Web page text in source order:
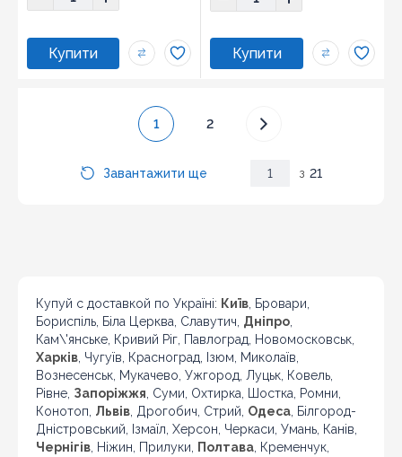
Завантажити ще
1 2
1 з 21
Купуй с доставкой по Україні: Київ , Бровари,
Бориспіль, Біла Церква, Славутич, Дніпро
Кам\'янське, Кривий Ріг, Павлоград, Новомосковськ,
Харків , Чугуїв, Красноград, Ізюм, Миколаїв,
Вознесенськ, Мукачево, Ужгород, Луцьк, Ковель,
Рівне, Запоріжжя , Суми, Охтирка, Шостка, Ромни,
Конотоп, Львів , Дрогобич, Стрий, Одеса , Білгород-
Дністровський, Ізмаїл, Херсон, Черкаси, Умань, Канів,
Чернігів , Ніжин, Прилуки, Полтава , Кременчук,